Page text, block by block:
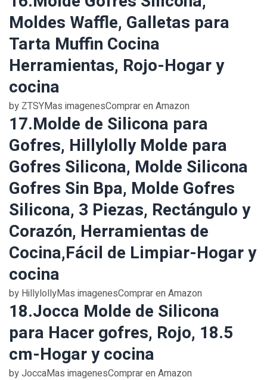
Moldes Waffle, Galletas para
Tarta Muffin Cocina
Herramientas, Rojo-Hogar y
cocina
by ZTSYMas imagenesComprar en Amazon
17.Molde de Silicona para
Gofres, Hillylolly Molde para
Gofres Silicona, Molde Silicona
Gofres Sin Bpa, Molde Gofres
Silicona, 3 Piezas, Rectángulo y
Corazón, Herramientas de
Cocina,Fácil de Limpiar-Hogar y
cocina
by HillylollyMas imagenesComprar en Amazon
18.Jocca Molde de Silicona
para Hacer gofres, Rojo, 18.5
cm-Hogar y cocina
by JoccaMas imagenesComprar en Amazon